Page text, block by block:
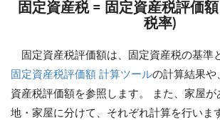
固定資産税 = 固定資産税評価
税率)
固定資産税評価額は、固定資産税の基準
固定資産税評価額 計算ツールの計算結果や
資産税評価額を参照します。 また、家屋が
地・家屋に分けて、それぞれ計算を行いま